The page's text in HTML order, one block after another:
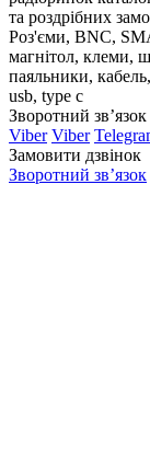
та роздрібних
Роз'єми, BNC,
магнітол, клеми,
паяльники,
usb, type c
Зворотний зв’язок
Viber Viber
Замовити дзвінок
Зворотний зв’язок